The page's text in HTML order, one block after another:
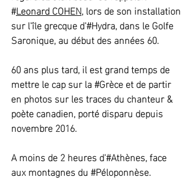
#Leonard COHEN, lors de son installation
sur l'île grecque d'#Hydra, dans le Golfe
Saronique, au début des années 60.
60 ans plus tard, il est grand temps de
mettre le cap sur la #Grèce et de partir
en photos sur les traces du chanteur &
poète canadien, porté disparu depuis
novembre 2016.
A moins de 2 heures d'#Athènes, face
aux montagnes du #Péloponnèse.